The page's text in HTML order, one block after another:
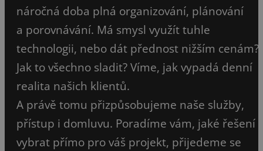
náročná doba plná organizování, plánování
a porovnávání. Má smysl využít tuhle
technologii, nebo dát přednost nižším cenám?
Jak to všechno sladit? Víme, jak vypadá denní
realita našich klientů.
A právě tomu přizpůsobujeme naše služby,
přístup i domluvu. Poradíme vám, jaké řešení
vybrat přímo pro váš projekt, přijedeme se